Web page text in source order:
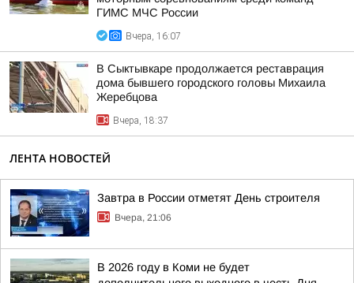
ГИМС МЧС России
Вчера, 16:07
В Сыктывкаре продолжается реставрация
дома бывшего городского головы Михаила
Жеребцова
Вчера, 18:37
ЛЕНТА НОВОСТЕЙ
Завтра в России отметят День строителя
Вчера, 21:06
В 2026 году в Коми не будет